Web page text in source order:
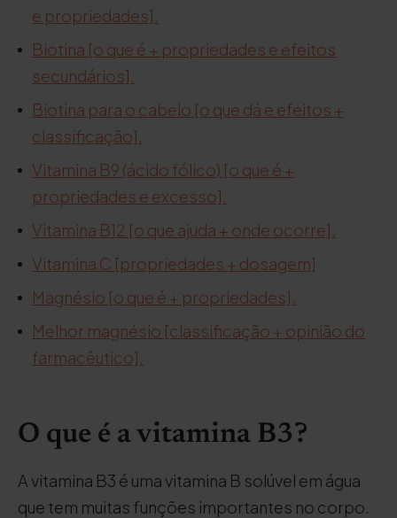
e propriedades].
Biotina [o que é + propriedades e efeitos
secundários].
Biotina para o cabelo [o que dá e efeitos +
classificação].
Vitamina B9 (ácido fólico) [o que é +
propriedades e excesso].
Vitamina B12 [o que ajuda + onde ocorre].
Vitamina C [propriedades + dosagem]
Magnésio [o que é + propriedades].
Melhor magnésio [classificação + opinião do
farmacêutico].
O que é a vitamina B3?
A vitamina B3 é uma vitamina B solúvel em água
que tem muitas funções importantes no corpo.